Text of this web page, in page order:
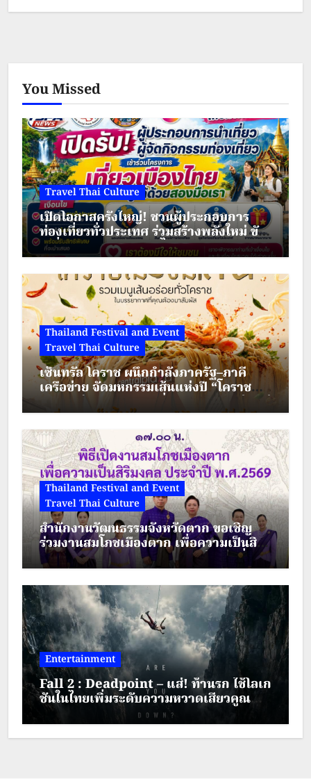
You Missed
Travel Thai Culture
เปิดโอกาสครั้งใหญ่! ชวนผู้ประกอบการ
ท่องเที่ยวทั่วประเทศ ร่วมสร้างพลังใหม่ ขับ
เคลื่อนเศรษฐกิจชุมชนไทย
Thailand Festival and Event
Travel Thai Culture
เซ็นทรัล โคราช ผนึกกำลังภาครัฐ–ภาคี
เครือข่าย จัดมหกรรมเส้นแห่งปี “โคราช
เมืองมีเส้น” ดัน “ผัดหมี่ดัง–ขนมจีนแซ่บ” สู่
Soft Power เมืองย่าโม
Thailand Festival and Event
Travel Thai Culture
สำนักงานวัฒนธรรมจังหวัดตาก ขอเชิญ
ร่วมงานสมโภชเมืองตาก เพื่อความเป็นสิริ
มงคล ประจำปี พ.ศ.2569 ระหว่างวันที่ 28
– 30 สิงหาคม 2569
Entertainment
Fall 2 : Deadpoint – แส่! ท้านรก ใช้โลเก
ชันในไทยเพิ่มระดับความหวาดเสียวคูณ
สอง